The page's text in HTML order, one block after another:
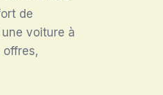
de
voiture à
offres,